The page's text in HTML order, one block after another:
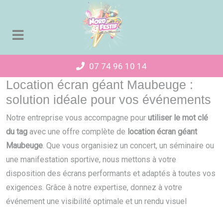
07 74 96 10 14
Location écran géant Maubeuge :
solution idéale pour vos événements
Notre entreprise vous accompagne pour utiliser le mot clé
du tag avec une offre complète de location écran géant
Maubeuge. Que vous organisiez un concert, un séminaire ou
une manifestation sportive, nous mettons à votre
disposition des écrans performants et adaptés à toutes vos
exigences. Grâce à notre expertise, donnez à votre
événement une visibilité optimale et un rendu visuel
Panneau de gestion des cookies